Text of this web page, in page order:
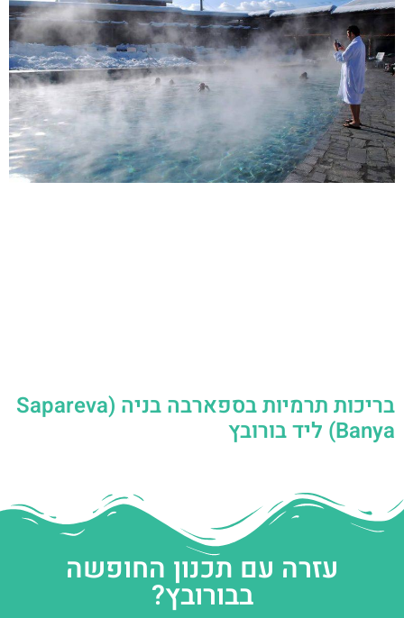
בריכות תרמיות בספארבה בניה (Sapareva
Banya) ליד בורובץ
עזרה עם תכנון החופשה
בבורובץ?